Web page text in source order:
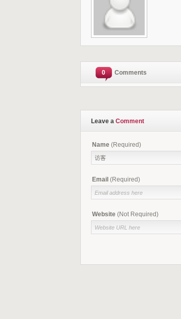
0 Comments
Leave a Comment
Name (Required)
Email (Required)
Website (Not Required)